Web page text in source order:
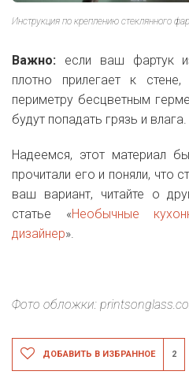
Инструкция по креплению стеклянного
Важно: если ваш фартук
плотно прилегает к
периметру бесцветным
будут попадать грязь и влага.
Надеемся, этот материал
прочитали его и поняли, что
ваш вариант, читайте о
статье «Необычные
дизайнер».
Фото обложки:
ДОБАВИТЬ В ИЗБРАННОЕ 2